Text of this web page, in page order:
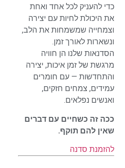
כדי להעניק לכל אחד ואחת
את היכולת לחיות עם יצירה
וצמחייה שמשמחות את הלב,
ונשארות לאורך זמן.
הסדנאות שלנו הן חוויה
מרגשת של זמן איכות, יצירה
והתחדשות — עם חומרים
עמידים, צמחים חזקים,
ואנשים נפלאים.
ככה זה כשחיים עם דברים
שאין להם תוקף.
להזמנת סדנה